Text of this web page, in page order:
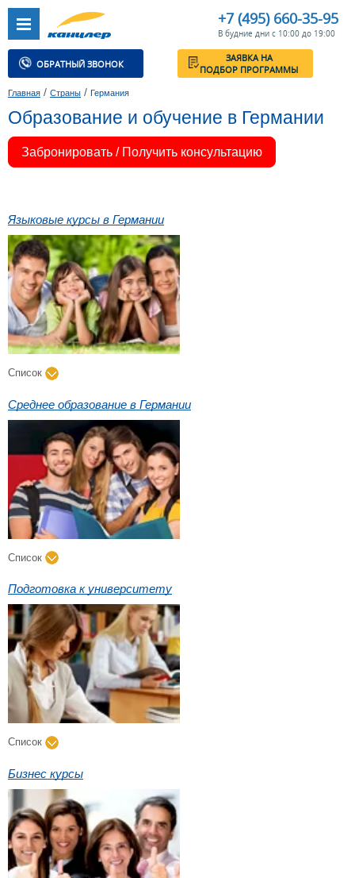
+7 (495) 660-35-95
В будние дни с 10:00 до 19:00
ОБРАТНЫЙ ЗВОНОК
ЗАЯВКА НА
ПОДБОР ПРОГРАММЫ
Главная / Страны / Германия
Образование и обучение в Германии
Забронировать / Получить консультацию
Языковые курсы в Германии
Список
Среднее образование в Германии
Список
Подготовка к университету
Список
Бизнес курсы